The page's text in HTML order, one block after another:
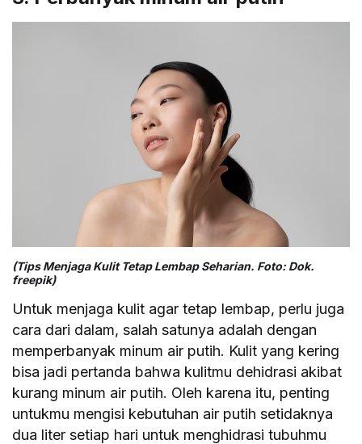
(Tips Menjaga Kulit Tetap Lembap Seharian. Foto: Dok.
freepik)
Untuk menjaga kulit agar tetap lembap, perlu juga
cara dari dalam, salah satunya adalah dengan
memperbanyak minum air putih. Kulit yang kering
bisa jadi pertanda bahwa kulitmu dehidrasi akibat
kurang minum air putih. Oleh karena itu, penting
untukmu mengisi kebutuhan air putih setidaknya
dua liter setiap hari untuk menghidrasi tubuhmu